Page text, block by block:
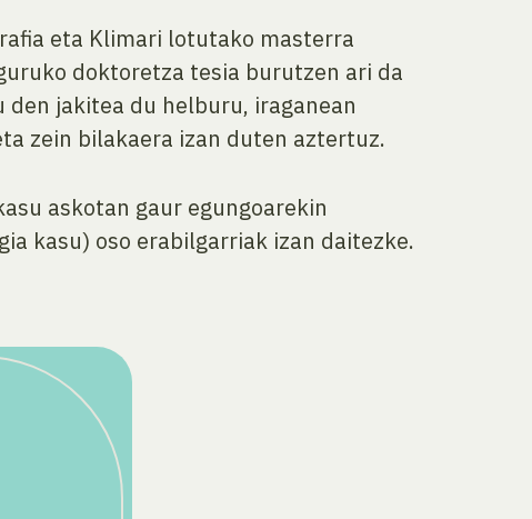
eta Klimari lotutako masterra
doktoretza tesia burutzen ari da
jakitea du helburu, iraganean
zein bilakaera izan duten aztertuz.
askotan gaur egungoarekin
kasu) oso erabilgarriak izan daitezke.